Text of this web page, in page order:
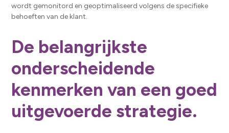
wordt gemonitord en geoptimaliseerd volgens de specifieke
behoeften van de klant.
De belangrijkste
onderscheidende
kenmerken van een goed
uitgevoerde strategie.